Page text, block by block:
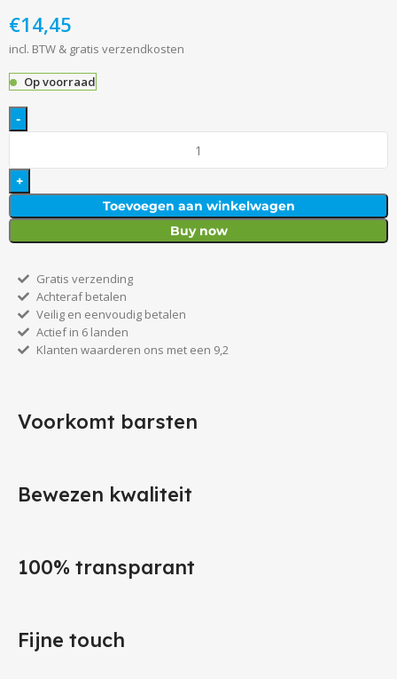
€
incl. BTW & gratis verzendkosten
Op voorraad
Toevoegen aan winkelwagen
Buy now
Gratis verzending
Achteraf betalen
Veilig en eenvoudig betalen
Actief in 6 landen
Klanten waarderen ons met een 9,2
Voorkomt barsten
Bewezen kwaliteit
100% transparant
Fijne touch